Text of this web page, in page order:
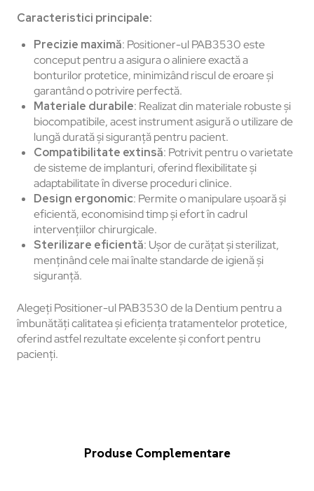
Caracteristici principale:
Precizie maximă: Positioner-ul PAB3530 este
conceput pentru a asigura o aliniere exactă a
bonturilor protetice, minimizând riscul de eroare și
garantând o potrivire perfectă.
Materiale durabile: Realizat din materiale robuste și
biocompatibile, acest instrument asigură o utilizare de
lungă durată și siguranță pentru pacient.
Compatibilitate extinsă: Potrivit pentru o varietate
de sisteme de implanturi, oferind flexibilitate și
adaptabilitate în diverse proceduri clinice.
Design ergonomic: Permite o manipulare ușoară și
eficientă, economisind timp și efort în cadrul
intervențiilor chirurgicale.
Sterilizare eficientă: Ușor de curățat și sterilizat,
menținând cele mai înalte standarde de igienă și
siguranță.
Alegeți Positioner-ul PAB3530 de la Dentium pentru a
îmbunătăți calitatea și eficiența tratamentelor protetice,
oferind astfel rezultate excelente și confort pentru
pacienți.
Produse Complementare